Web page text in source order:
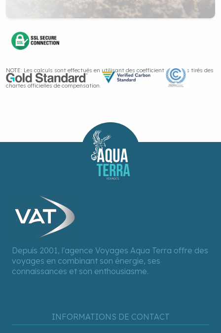
NOTE: Les calculs sont effectués en utilisant des coefficients moyens tirés des
chartes officielles de compensation.
Depuis 2001, l'agence Voyages Aqua Terra offre des
voyages en combinant son énergie, ses
connaissances et son enthousiasme.
INFORMATIONS DE CONTACT